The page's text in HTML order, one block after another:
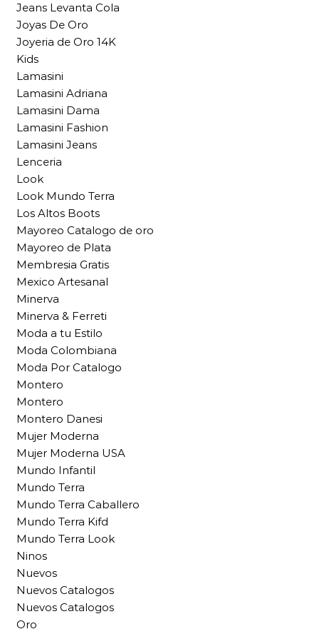
Jeans Levanta Cola
Joyas De Oro
Joyeria de Oro 14K
Kids
Lamasini
Lamasini Adriana
Lamasini Dama
Lamasini Fashion
Lamasini Jeans
Lenceria
Look
Look Mundo Terra
Los Altos Boots
Mayoreo Catalogo de oro
Mayoreo de Plata
Membresia Gratis
Mexico Artesanal
Minerva
Minerva & Ferreti
Moda a tu Estilo
Moda Colombiana
Moda Por Catalogo
Montero
Montero
Montero Danesi
Mujer Moderna
Mujer Moderna USA
Mundo Infantil
Mundo Terra
Mundo Terra Caballero
Mundo Terra Kifd
Mundo Terra Look
Ninos
Nuevos
Nuevos Catalogos
Nuevos Catalogos
Oro